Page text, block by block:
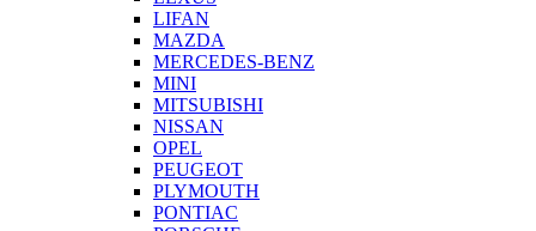
LIFAN
MAZDA
MERCEDES-BENZ
MINI
MITSUBISHI
NISSAN
OPEL
PEUGEOT
PLYMOUTH
PONTIAC